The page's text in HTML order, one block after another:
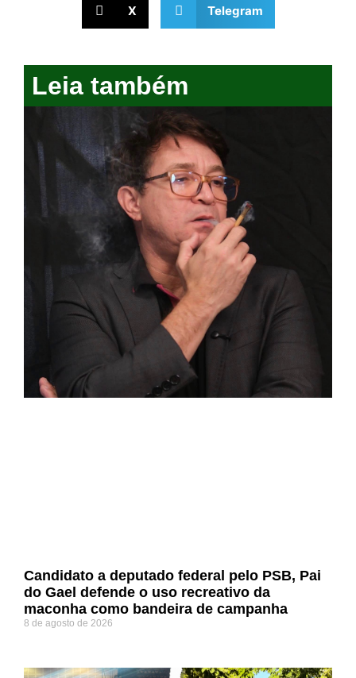
X Telegram
Leia também
Candidato a deputado federal pelo PSB, Pai
do Gael defende o uso recreativo da
maconha como bandeira de campanha
8 de agosto de 2026